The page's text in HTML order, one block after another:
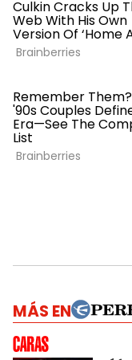
MÁS EN